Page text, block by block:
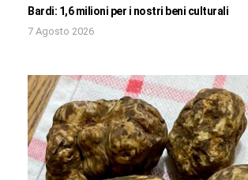
Bardi: 1,6 milioni per i nostri beni culturali
7 Agosto 2026